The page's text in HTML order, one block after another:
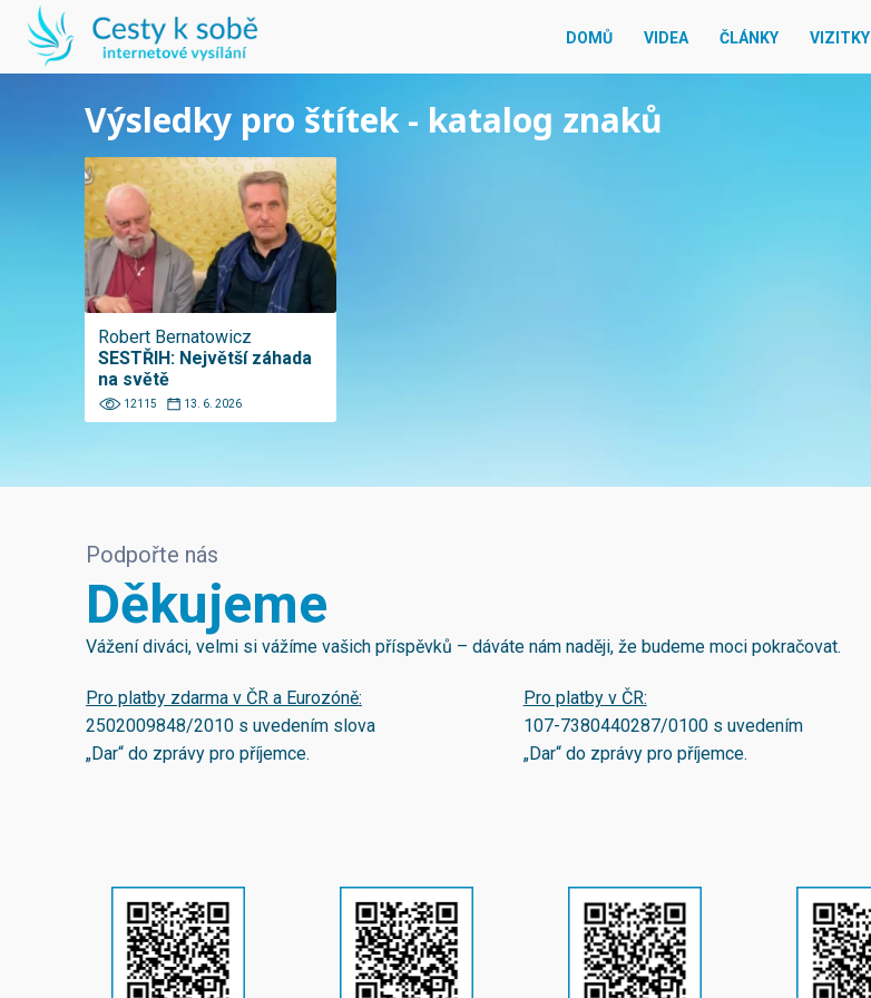
DOMŮ VIDEA ČLÁNKY VIZITKY
Výsledky pro štítek - katalog znaků
Robert Bernatowicz
SESTŘIH: Největší záhada
na světě
12115 13. 6. 2026
Podpořte nás
Děkujeme
Vážení diváci, velmi si vážíme vašich příspěvků – dáváte nám naději, že budeme moci pokračovat.
Pro platby zdarma v ČR a Eurozóně:
2502009848/2010 s uvedením slova
„Dar“ do zprávy pro příjemce.
Pro platby v ČR:
107-7380440287/0100s uvedením
„Dar“ do zprávy pro příjemce.